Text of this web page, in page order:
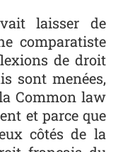
laisser de
comparatiste
de droit
sont menées,
Common law
et parce que
côtés de la